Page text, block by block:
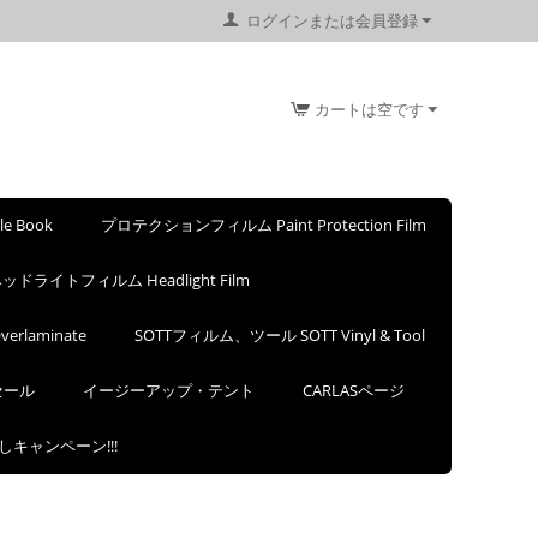
ログインまたは会員登録
カートは空です
Book プロテクションフィルム Paint Protection Film
ドライトフィルム Headlight Film
SOTTフィルム、ツール SOTT Vinyl & Tool
ル イージーアップ・テント CARLASページ
キャンペーン!!!